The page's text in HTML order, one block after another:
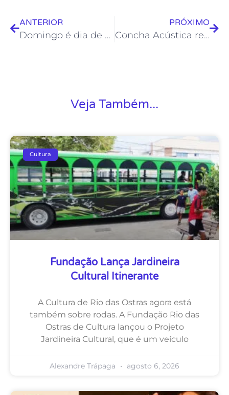
ANTERIOR
Domingo é dia de Choro da Maria na Praça
PRÓXIMO
Concha Acústica recebe palhaços internacionais na “Ocupação A Rua é Delas”
Veja Também...
Cultura
Fundação Lança Jardineira
Cultural Itinerante
A Cultura de Rio das Ostras agora está
também sobre rodas. A Fundação Rio das
Ostras de Cultura lançou o Projeto
Jardineira Cultural, que é um veículo
Alexandre Trápaga agosto 6, 2026